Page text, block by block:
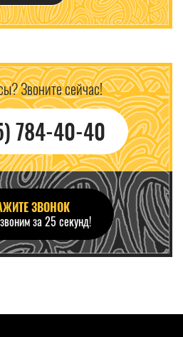
Звоните сейчас!
784-40-40
ЗВОНОК
за 25 секунд!